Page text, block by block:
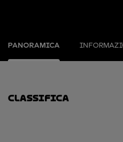
PANORAMICA
Classifica